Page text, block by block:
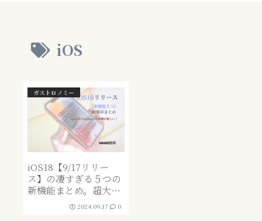
iOS
ガストロノミー
iOS18【9/17リリー
ス】の凄すぎる５つの
新機能まとめ。超大幅
アップデート！アプリ
にロックもかけられる
2024.09.17 0